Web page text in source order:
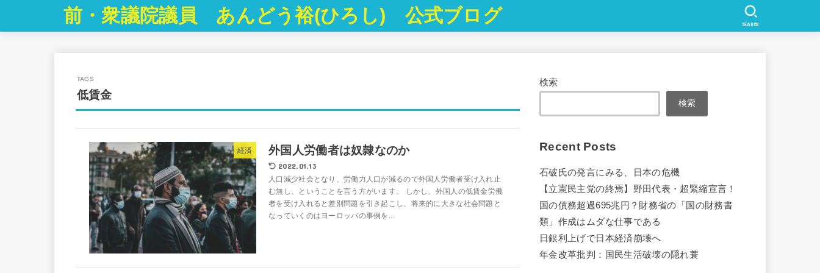
前・衆議院議員 あんどう裕(ひろし) 公式ブログ SEARCH
低賃金
経済 外国人労働者は奴隷なのか
2022.01.13
人口減少社会となり、労働力人口が減るので外国人労働者受け入れ止
む無し、ということを言う方がいます。 しかし、外国人の低賃金労働
者を受け入れると差別問題を引き起こし、将来的に大きな社会問題と
なっていくのはヨーロッパの事例を...
検索
検索
Recent Posts
石破氏の発言にみる、日本の危機
【立憲民主党の終焉】野田代表・超緊縮宣言！
国の債務超過695兆円？財務省の「国の財務書
類」作成はムダな仕事である
日銀利上げで日本経済崩壊へ
年金改革批判：国民生活破壊の隠れ蓑